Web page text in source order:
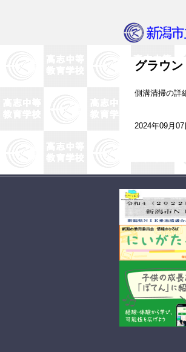
グラウン
側溝清掃の詳
2024年09月07